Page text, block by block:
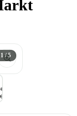
1/ 5